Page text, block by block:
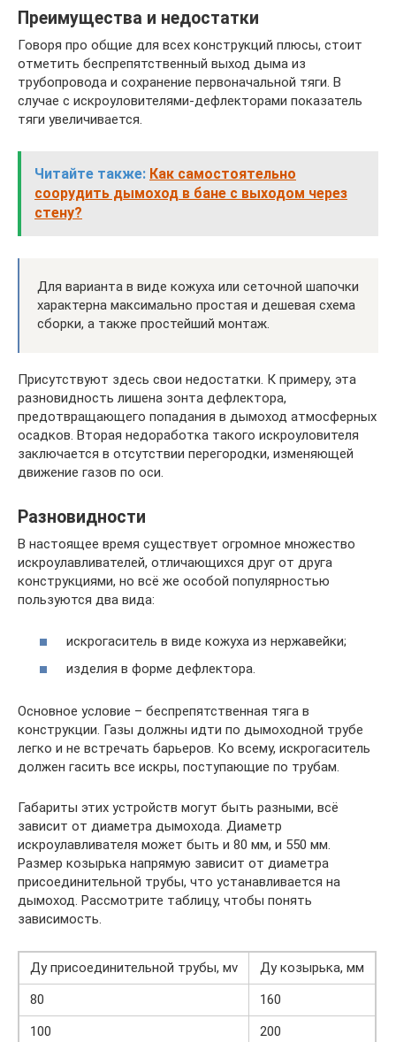
Преимущества и недостатки
Говоря про общие для всех конструкций плюсы, стоит
отметить беспрепятственный выход дыма из
трубопровода и сохранение первоначальной тяги. В
случае с искроуловителями-дефлекторами показатель
тяги увеличивается.
Читайте также: Как самостоятельно
соорудить дымоход в бане с выходом через
стену?
Для варианта в виде кожуха или сеточной шапочки
характерна максимально простая и дешевая схема
сборки, а также простейший монтаж.
Присутствуют здесь свои недостатки. К примеру, эта
разновидность лишена зонта дефлектора,
предотвращающего попадания в дымоход атмосферных
осадков. Вторая недоработка такого искроуловителя
заключается в отсутствии перегородки, изменяющей
движение газов по оси.
Разновидности
В настоящее время существует огромное множество
искроулавливателей, отличающихся друг от друга
конструкциями, но всё же особой популярностью
пользуются два вида:
искрогаситель в виде кожуха из нержавейки;
изделия в форме дефлектора.
Основное условие – беспрепятственная тяга в
конструкции. Газы должны идти по дымоходной трубе
легко и не встречать барьеров. Ко всему, искрогаситель
должен гасить все искры, поступающие по трубам.
Габариты этих устройств могут быть разными, всё
зависит от диаметра дымохода. Диаметр
искроулавливателя может быть и 80 мм, и 550 мм.
Размер козырька напрямую зависит от диаметра
присоединительной трубы, что устанавливается на
дымоход. Рассмотрите таблицу, чтобы понять
зависимость.
Ду присоединительной трубы, мv
Ду козырька, мм
80
160
100
200